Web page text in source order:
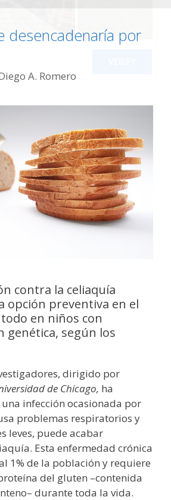
desencadenaría por
A. Romero
contra la celiaquía
opción preventiva en el
en niños con
genética, según los
dirigido por
de Chicago, ha
infección ocasionada por
problemas respiratorios y
leves, puede acabar
Esta enfermedad crónica
1% de la población y requiere
del gluten –contenida
durante toda la vida.